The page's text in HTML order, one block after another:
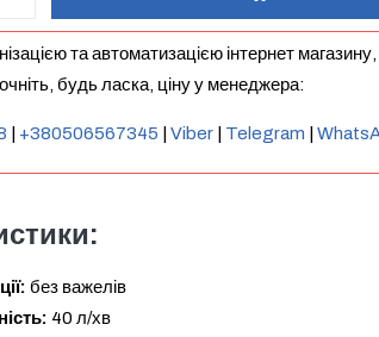
та автоматизацією інтернет
будь ласка, ціну у менеджера:
+380506567345 Viber| Telegram
без важелів
40 л/хв